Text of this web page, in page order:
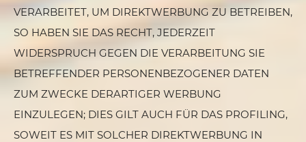
VERARBEITET, UM DIREKTWERBUNG ZU BETREIBEN,
SO HABEN SIE DAS RECHT, JEDERZEIT
WIDERSPRUCH GEGEN DIE VERARBEITUNG SIE
BETREFFENDER PERSONENBEZOGENER DATEN
ZUM ZWECKE DERARTIGER WERBUNG
EINZULEGEN; DIES GILT AUCH FÜR DAS PROFILING,
SOWEIT ES MIT SOLCHER DIREKTWERBUNG IN